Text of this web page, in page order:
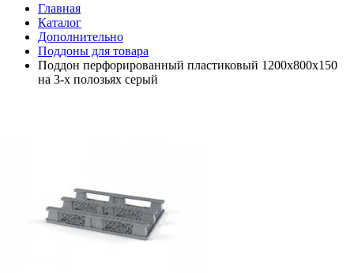
Главная
Каталог
Дополнительно
Поддоны для товара
Поддон перфорированный пластиковый 1200х800х150
на 3-х полозьях серый